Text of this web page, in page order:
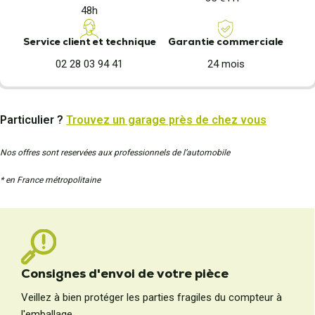
48h
Service client et technique
02 28 03 94 41
Garantie commerciale
24 mois
Particulier ? Trouvez un garage près de chez vous
Nos offres sont reservées aux professionnels de l’automobile
* en France métropolitaine
Consignes d'envoi de votre pièce
Veillez à bien protéger les parties fragiles du compteur à